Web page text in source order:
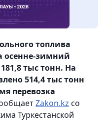
топлива
осенне-зимний
тыс тонн. На
514,4 тыс тонн
перевозка
Zakon.kz со
Туркестанской